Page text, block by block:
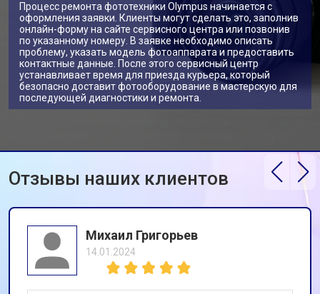
Процесс ремонта фототехники Olympus начинается с
оформления заявки. Клиенты могут сделать это, заполнив
онлайн-форму на сайте сервисного центра или позвонив
по указанному номеру. В заявке необходимо описать
проблему, указать модель фотоаппарата и предоставить
контактные данные. После этого сервисный центр
устанавливает время для приезда курьера, который
безопасно доставит фотооборудование в мастерскую для
последующей диагностики и ремонта.
Отзывы наших клиентов
Михаил Григорьев
14.01.2024